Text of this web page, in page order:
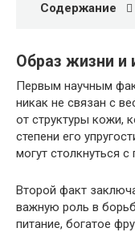
Содержание
Образ жизни и
Первым научным
никак не связан с
от структуры кожи,
степени его
могут столкнуться
Второй факт
важную роль в
питание, богатое